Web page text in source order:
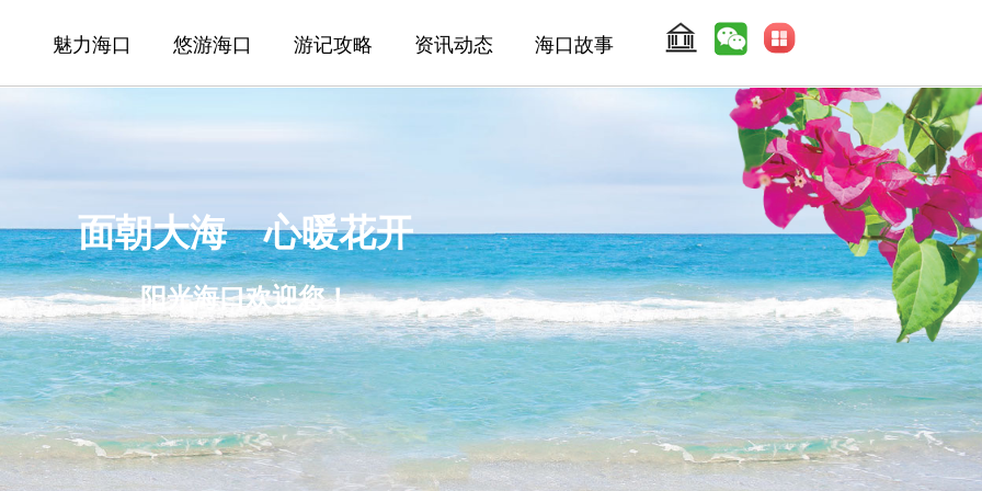
魅力海口 悠游海口 游记攻略 资讯动态 海口故事
面朝大海 心暖花开
阳光海口欢迎您！